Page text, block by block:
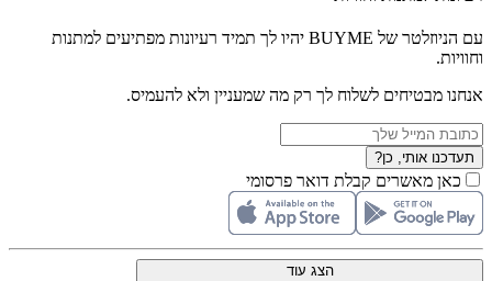
עם הניוזלטר של BUYME יהיו לך תמיד רעיונות מפתיעים למתנות
וחוויות.
אנחנו מבטיחים לשלוח לך רק מה שמעניין ולא להעמיס.
תעדכנו אותי, כן?
כאן מאשרים קבלת דואר פרסומי
הצג עוד